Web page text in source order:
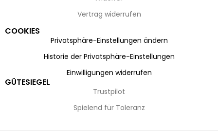
Vertrag widerrufen
COOKIES
Privatsphäre-Einstellungen ändern
Historie der Privatsphäre-Einstellungen
Einwilligungen widerrufen
GÜTESIEGEL
Trustpilot
Spielend für Toleranz